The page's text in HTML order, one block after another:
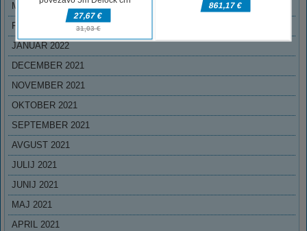
MAREC 2022
FEBRUAR 2022
JANUAR 2022
DECEMBER 2021
NOVEMBER 2021
OKTOBER 2021
SEPTEMBER 2021
AVGUST 2021
JULIJ 2021
JUNIJ 2021
MAJ 2021
APRIL 2021